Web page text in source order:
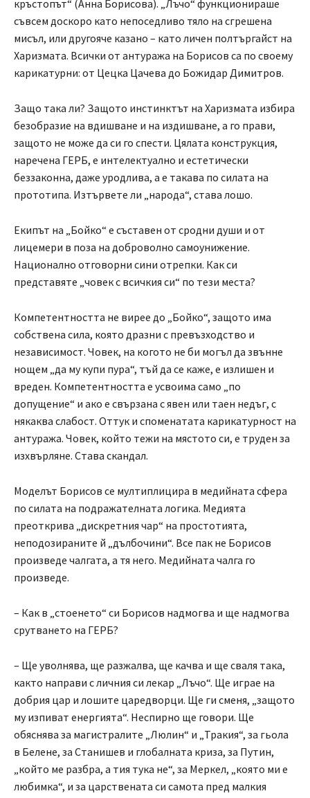
кръстопът“ (Анна Борисова). „Лъчо“ функционираше
съвсем доскоро като непоседливо тяло на сгрешена
мисъл, или другояче казано – като личен полтъргайст на
Харизмата. Всички от антуража на Борисов са по своему
карикатурни: от Цецка Цачева до Божидар Димитров.
Защо така ли? Защото инстинктът на Харизмата избира
безобразие на вдишване и на издишване, а го прави,
защото не може да си го спести. Цялата конструкция,
наречена ГЕРБ, е интелектуално и естетически
беззаконна, даже уродлива, а е такава по силата на
прототипа. Изтървете ли „народа“, става лошо.
Екипът на „Бойко“ е съставен от сродни души и от
лицемери в поза на доброволно самоунижение.
Национално отговорни сини отрепки. Как си
представяте „човек с всичкия си“ по тези места?
Компетентността не вирее до „Бойко“, защото има
собствена сила, която дразни с превъзходство и
независимост. Човек, на когото не би могъл да звънне
нощем „да му купи пура“, тъй да се каже, е излишен и
вреден. Компетентността е усвоима само „по
допущение“ и ако е свързана с явен или таен недъг, с
някаква слабост. Оттук и споменатата карикатурност на
антуража. Човек, който тежи на мястото си, е труден за
изхвърляне. Става скандал.
Моделът Борисов се мултиплицира в медийната сфера
по силата на подражателната логика. Медията
преоткрива „дискретния чар“ на простотията,
неподозираните й „дълбочини“. Все пак не Борисов
произведе чалгата, а тя него. Медийната чалга го
произведе.
– Как в „стоенето“ си Борисов надмогва и ще надмогва
срутването на ГЕРБ?
– Ще уволнява, ще разжалва, ще качва и ще сваля така,
както направи с личния си лекар „Лъчо“. Ще играе на
добрия цар и лошите царедворци. Ще ги сменя, „защото
му изпиват енергията“. Неспирно ще говори. Ще
обяснява за магистралите „Люлин“ и „Тракия“, за гьола
в Белене, за Станишев и глобалната криза, за Путин,
„който ме разбра, а тия тука не“, за Меркел, „която ми е
любимка“, и за царствената си самота пред малкия